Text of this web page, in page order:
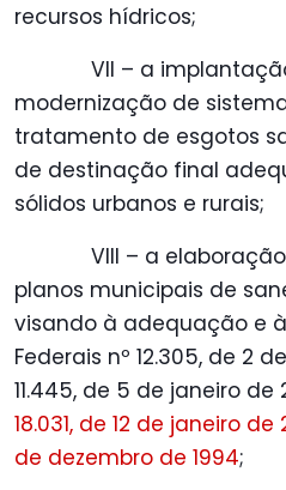
recursos hídricos;
VII – a
modernização de
tratamento de esgotos
de destinação final
sólidos urbanos e rurais;
VIII – a
planos municipais de
visando à adequação e
Federais nº 12.305, de 2
11.445, de 5 de janeiro de
18.031, de 12 de janeiro de
de dezembro de 1994;